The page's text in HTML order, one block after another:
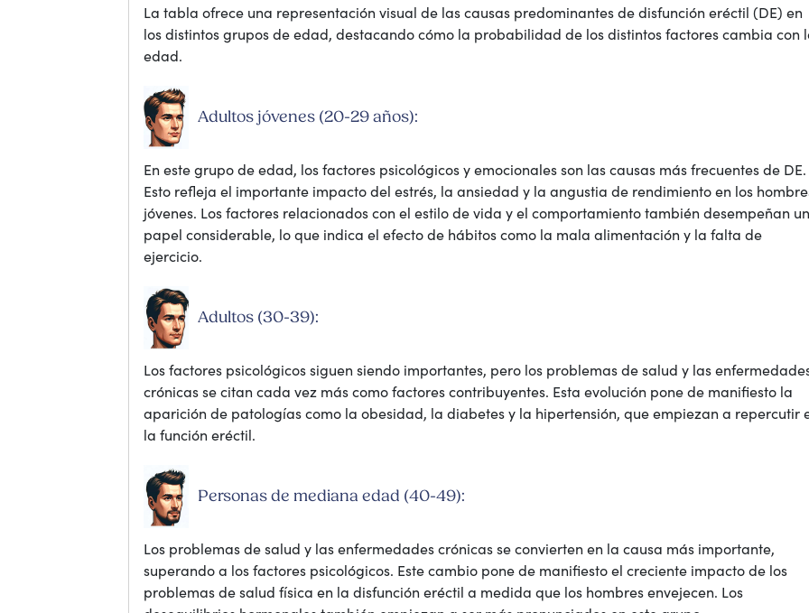
La tabla ofrece una representación visual de las causas predominantes de disfunción eréctil (DE) en
los distintos grupos de edad, destacando cómo la probabilidad de los distintos factores cambia con
edad.
Adultos jóvenes (20-29 años):
En este grupo de edad, los factores psicológicos y emocionales son las causas más frecuentes de DE.
Esto refleja el importante impacto del estrés, la ansiedad y la angustia de rendimiento en los
jóvenes. Los factores relacionados con el estilo de vida y el comportamiento también desempeñan un
papel considerable, lo que indica el efecto de hábitos como la mala alimentación y la falta de
ejercicio.
Adultos (30-39):
Los factores psicológicos siguen siendo importantes, pero los problemas de salud y las
crónicas se citan cada vez más como factores contribuyentes. Esta evolución pone de manifiesto la
aparición de patologías como la obesidad, la diabetes y la hipertensión, que empiezan a repercutir
la función eréctil.
Personas de mediana edad (40-49):
Los problemas de salud y las enfermedades crónicas se convierten en la causa más importante,
superando a los factores psicológicos. Este cambio pone de manifiesto el creciente impacto de los
problemas de salud física en la disfunción eréctil a medida que los hombres envejecen. Los